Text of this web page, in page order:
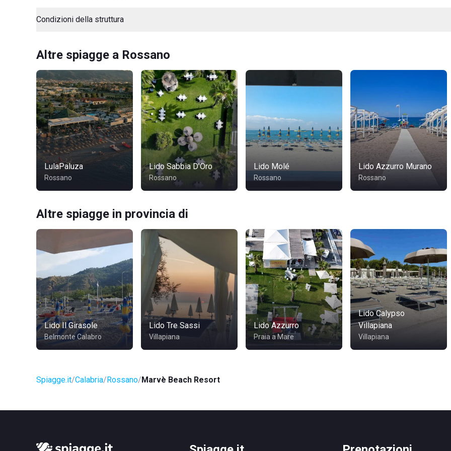
Condizioni della struttura
Altre spiagge a Rossano
LulaPaluza
Rossano
Lido Sabbia D'Oro
Rossano
Lido Molé
Rossano
Lido Azzurro Murano
Rossano
Altre spiagge in provincia di
Lido Il Girasole
Belmonte Calabro
Lido Tre Sassi
Villapiana
Lido Azzurro
Praia a Mare
Lido Calypso
Villapiana
Villapiana
Spiagge.it Calabria Rossano Marvè Beach Resort